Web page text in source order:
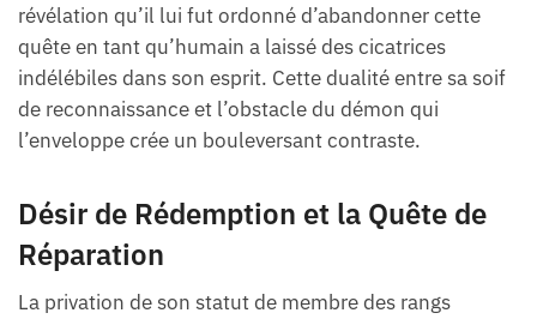
révélation qu’il lui fut ordonné d’abandonner cette
quête en tant qu’humain a laissé des cicatrices
indélébiles dans son esprit. Cette dualité entre sa soif
de reconnaissance et l’obstacle du démon qui
l’enveloppe crée un bouleversant contraste.
Désir de Rédemption et la Quête de
Réparation
La privation de son statut de membre des rangs